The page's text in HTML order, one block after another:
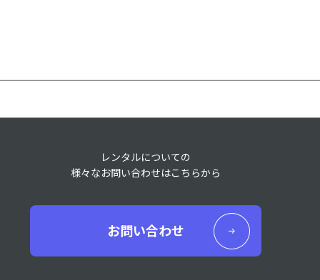
レンタルについての
様々なお問い合わせはこちらから
お問い合わせ